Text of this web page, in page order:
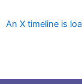
An X timeline is